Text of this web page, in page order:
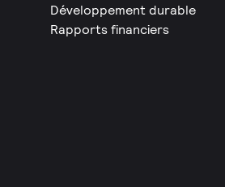
Développement durable
Rapports financiers